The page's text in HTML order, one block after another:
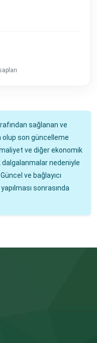
sağlanan ve
son güncelleme
ve diğer ekonomik
nedeniyle
ve bağlayıcı
sonrasında